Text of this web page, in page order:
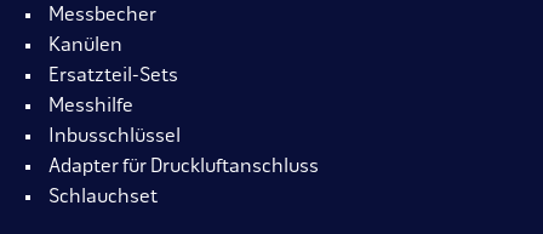
Messbecher
Kanülen
Ersatzteil-Sets
Messhilfe
Inbusschlüssel
Adapter für Druckluftanschluss
Schlauchset